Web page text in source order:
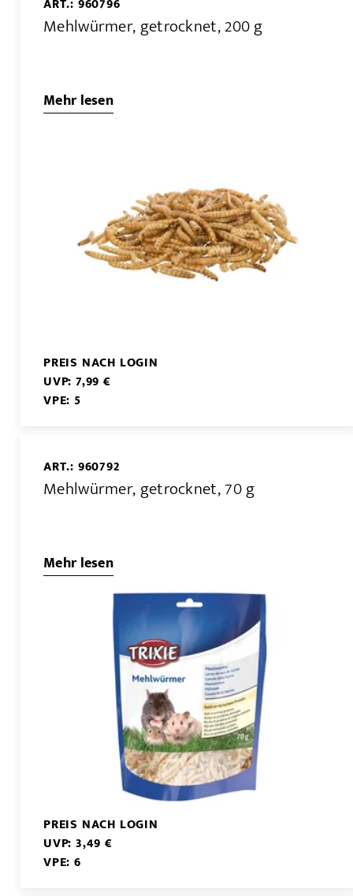
ART.: 960796
Mehlwürmer, getrocknet, 200 g
Mehr lesen
PREIS NACH LOGIN
UVP: 7,99 €
VPE: 5
ART.: 960792
Mehlwürmer, getrocknet, 70 g
Mehr lesen
PREIS NACH LOGIN
UVP: 3,49 €
VPE: 6